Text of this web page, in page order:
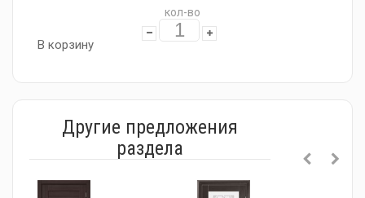
кол-во
В корзину
Другие предложения
раздела